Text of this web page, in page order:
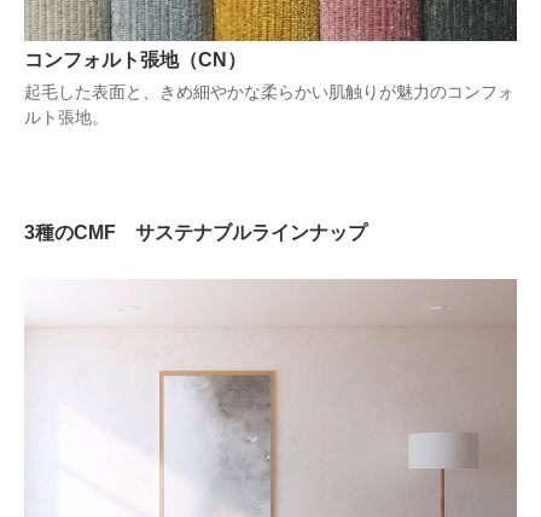
コンフォルト張地（CN）
起毛した表面と、きめ細やかな柔らかい肌触りが魅力のコンフォ
ルト張地。
3種のCMF サステナブルラインナップ